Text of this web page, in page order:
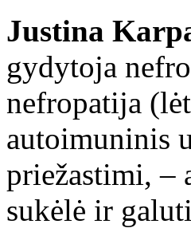
Justina
gydytoja
nefropatija
autoimuninis
priežastimi, –
sukėlė ir